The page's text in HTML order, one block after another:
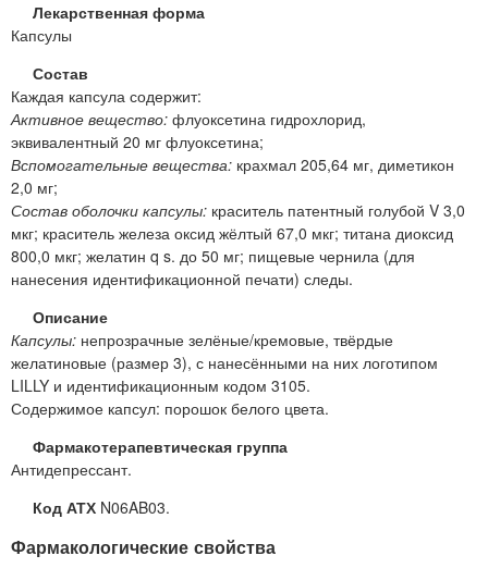
Лекарственная форма
Капсулы
Состав
Каждая капсула содержит:
Активное вещество: флуоксетина гидрохлорид,
эквивалентный 20 мг флуоксетина;
Вспомогательные вещества: крахмал 205,64 мг, диметикон
2,0 мг;
Состав оболочки капсулы: краситель патентный голубой V 3,0
мкг; краситель железа оксид жёлтый 67,0 мкг; титана диоксид
800,0 мкг; желатин q s. до 50 мг; пищевые чернила (для
нанесения идентификационной печати) следы.
Описание
Капсулы: непрозрачные зелёные/кремовые, твёрдые
желатиновые (размер 3), с нанесёнными на них логотипом
LILLY и идентификационным кодом 3105.
Содержимое капсул: порошок белого цвета.
Фармакотерапевтическая группа
Антидепрессант.
Код АТХ N06AB03.
Фармакологические свойства